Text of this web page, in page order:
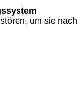
um sie